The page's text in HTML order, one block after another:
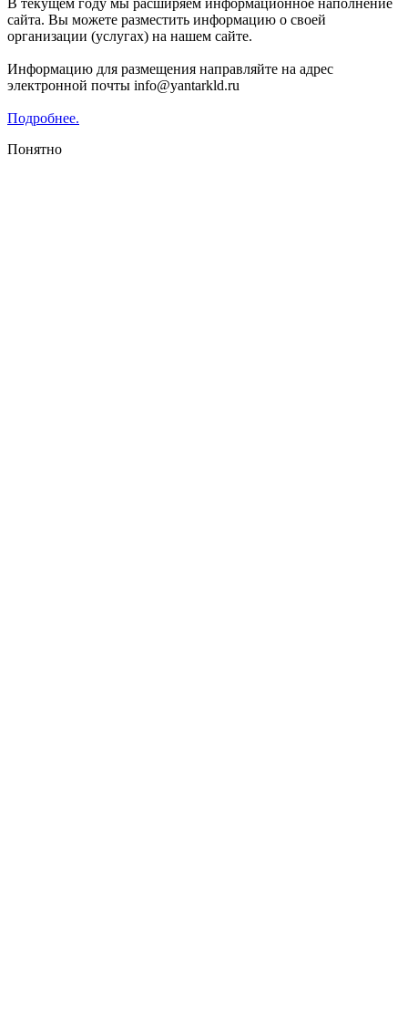
сайта. Вы можете разместить информацию о своей
организации (услугах) на нашем сайте.
Информацию для размещения направляйте на адрес
электронной почты info@yantarkld.ru
Подробнее.
Понятно